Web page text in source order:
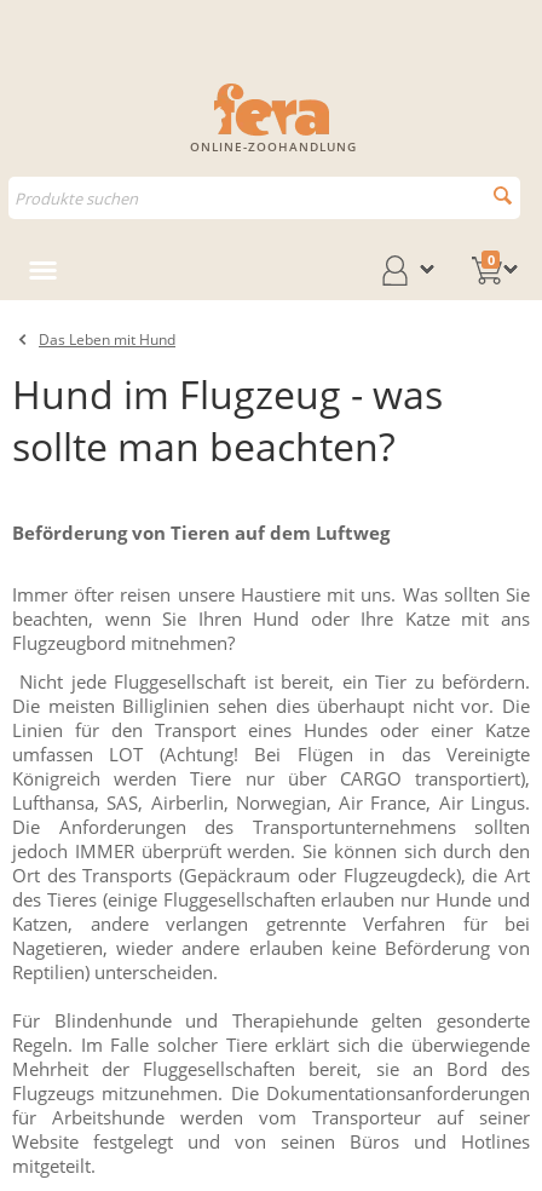
ONLINE-ZOOHANDLUNG
0
Das Leben mit Hund
Hund im Flugzeug - was
sollte man beachten?
Beförderung von Tieren auf dem Luftweg
Immer öfter reisen unsere Haustiere mit uns. Was sollten Sie
beachten, wenn Sie Ihren Hund oder Ihre Katze mit ans
Flugzeugbord mitnehmen?
Nicht jede Fluggesellschaft ist bereit, ein Tier zu befördern.
Die meisten Billiglinien sehen dies überhaupt nicht vor. Die
Linien für den Transport eines Hundes oder einer Katze
umfassen LOT (Achtung! Bei Flügen in das Vereinigte
Königreich werden Tiere nur über CARGO transportiert),
Lufthansa, SAS, Airberlin, Norwegian, Air France, Air Lingus.
Die Anforderungen des Transportunternehmens sollten
jedoch IMMER überprüft werden. Sie können sich durch den
Ort des Transports (Gepäckraum oder Flugzeugdeck), die Art
des Tieres (einige Fluggesellschaften erlauben nur Hunde und
Katzen, andere verlangen getrennte Verfahren für bei
Nagetieren, wieder andere erlauben keine Beförderung von
Reptilien) unterscheiden.
Für Blindenhunde und Therapiehunde gelten gesonderte
Regeln. Im Falle solcher Tiere erklärt sich die überwiegende
Mehrheit der Fluggesellschaften bereit, sie an Bord des
Flugzeugs mitzunehmen. Die Dokumentationsanforderungen
für Arbeitshunde werden vom Transporteur auf seiner
Website festgelegt und von seinen Büros und Hotlines
mitgeteilt.